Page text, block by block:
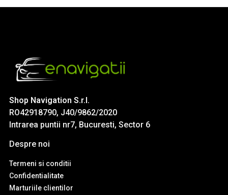
Shop Navigation S.r.l.
RO42918790, J40/9862/2020
Intrarea puntii nr7, Bucuresti, Sector 6
Despre noi
Termeni si conditii
Confidentialitate
Marturiile clientilor